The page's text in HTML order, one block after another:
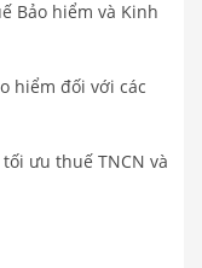
Bảo hiểm và Kinh
hiểm đối với các
ưu thuế TNCN và